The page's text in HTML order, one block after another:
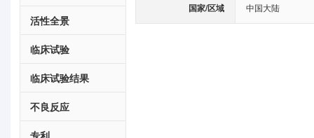
活性全景
临床试验
临床试验结果
不良反应
专利
国家/区域 中国大陆